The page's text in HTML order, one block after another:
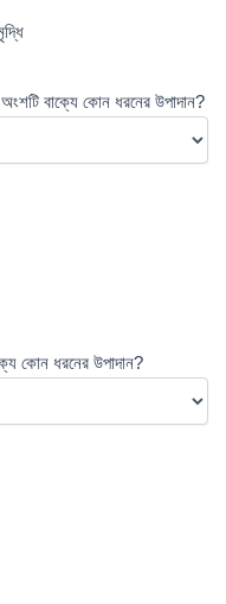
বাক্যে কোন ধরনের উপাদান?
কোন ধরনের উপাদান?